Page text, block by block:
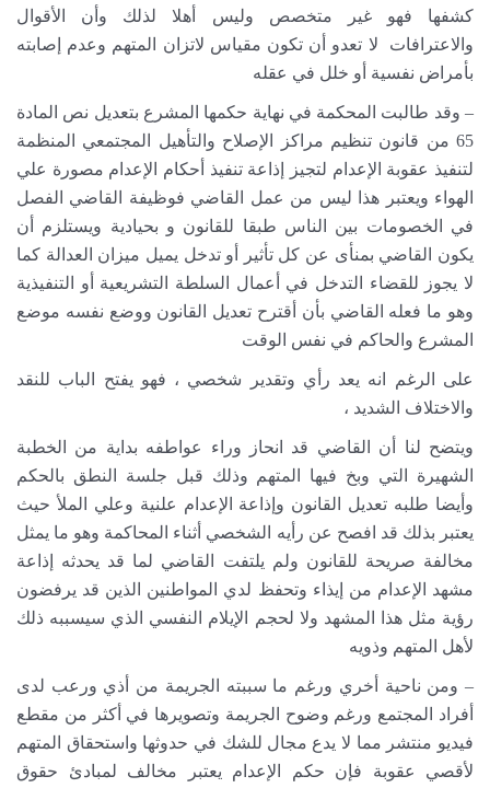
كشفها فهو غير متخصص وليس أهلا لذلك وأن الأقوال
والاعترافات لا تعدو أن تكون مقياس لاتزان المتهم وعدم إصابته
بأمراض نفسية أو خلل في عقله
– وقد طالبت المحكمة في نهاية حكمها المشرع بتعديل نص المادة
65 من قانون تنظيم مراكز الإصلاح والتأهيل المجتمعي المنظمة
لتنفيذ عقوبة الإعدام لتجيز إذاعة تنفيذ أحكام الإعدام مصورة علي
الهواء ويعتبر هذا ليس من عمل القاضي فوظيفة القاضي الفصل
في الخصومات بين الناس طبقا للقانون و بحيادية ويستلزم أن
يكون القاضي بمنأى عن كل تأثير أو تدخل يميل ميزان العدالة كما
لا يجوز للقضاء التدخل في أعمال السلطة التشريعية أو التنفيذية
وهو ما فعله القاضي بأن أقترح تعديل القانون ووضع نفسه موضع
المشرع والحاكم في نفس الوقت
على الرغم انه يعد رأي وتقدير شخصي ، فهو يفتح الباب للنقد
والاختلاف الشديد ،
ويتضح لنا أن القاضي قد انحاز وراء عواطفه بداية من الخطبة
الشهيرة التي وبخ فيها المتهم وذلك قبل جلسة النطق بالحكم
وأيضا طلبه تعديل القانون وإذاعة الإعدام علنية وعلي الملأ حيث
يعتبر بذلك قد افصح عن رأيه الشخصي أثناء المحاكمة وهو ما يمثل
مخالفة صريحة للقانون ولم يلتفت القاضي لما قد يحدثه إذاعة
مشهد الإعدام من إيذاء وتحفظ لدي المواطنين الذين قد يرفضون
رؤية مثل هذا المشهد ولا لحجم الإيلام النفسي الذي سيسببه ذلك
لأهل المتهم وذويه
– ومن ناحية أخري ورغم ما سببته الجريمة من أذي ورعب لدى
أفراد المجتمع ورغم وضوح الجريمة وتصويرها في أكثر من مقطع
فيديو منتشر مما لا يدع مجال للشك في حدوثها واستحقاق المتهم
لأقصي عقوبة فإن حكم الإعدام يعتبر مخالف لمبادئ حقوق